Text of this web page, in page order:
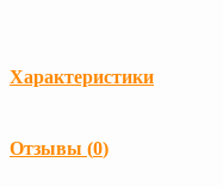
Характеристики
Отзывы (0)